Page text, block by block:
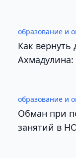
образование и
Как
Ахмадулина:
образование и
Обман при
занятий в